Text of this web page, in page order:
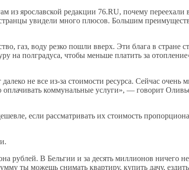
из ярославской редакции 76.RU, почему переехали
увидели много плюсов. Большим
газ, воду резко пошли вверх. Эти блага в стране
на полградуса, чтобы меньше платить за
не все из-за стоимости ресурса. Сейчас очень
оплачивать коммунальные услуги», — говорит
если рассматривать их стоимость
рублей. В Бельгии и за десять миллионов ничего
ты можешь снимать квартиру, купить дачу,